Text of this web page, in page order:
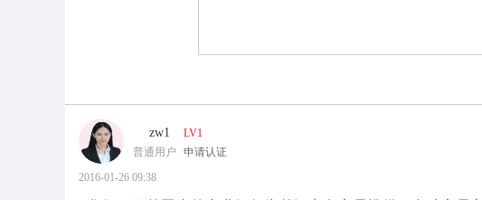
zw1
LV1
普通用户
申请认证
2016-01-26 09:38